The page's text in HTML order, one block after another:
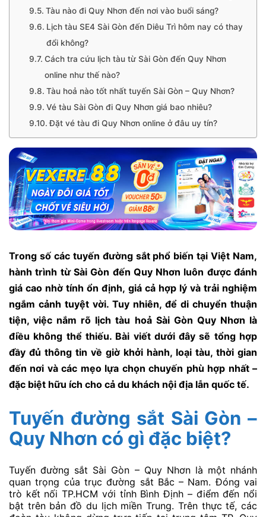
Tàu nào đi Quy Nhơn đến nơi vào buổi sáng?
Lịch tàu SE4 Sài Gòn đến Diêu Trì hôm nay có thay
đổi không?
Cách tra cứu lịch tàu từ Sài Gòn đến Quy Nhơn
online như thế nào?
Tàu hoả nào tốt nhất tuyến Sài Gòn – Quy Nhơn?
Vé tàu Sài Gòn đi Quy Nhơn giá bao nhiêu?
Đặt vé tàu đi Quy Nhơn online ở đâu uy tín?
Trong số các tuyến đường sắt phổ biến tại Việt Nam,
hành trình từ Sài Gòn đến Quy Nhơn luôn được đánh
giá cao nhờ tính ổn định, giá cả hợp lý và trải nghiệm
ngắm cảnh tuyệt vời. Tuy nhiên, để di chuyển thuận
tiện, việc nắm rõ lịch tàu hoả Sài Gòn Quy Nhơn là
điều không thể thiếu. Bài viết dưới đây sẽ tổng hợp
đầy đủ thông tin về giờ khởi hành, loại tàu, thời gian
đến nơi và các mẹo lựa chọn chuyến phù hợp nhất –
đặc biệt hữu ích cho cả du khách nội địa lẫn quốc tế.
Tuyến đường sắt Sài Gòn –
Quy Nhơn có gì đặc biệt?
Tuyến đường sắt Sài Gòn – Quy Nhơn là một nhánh
quan trọng của trục đường sắt Bắc – Nam. Đóng vai
trò kết nối TP.HCM với tỉnh Bình Định – điểm đến nổi
bật trên bản đồ du lịch miền Trung. Trên thực tế, các